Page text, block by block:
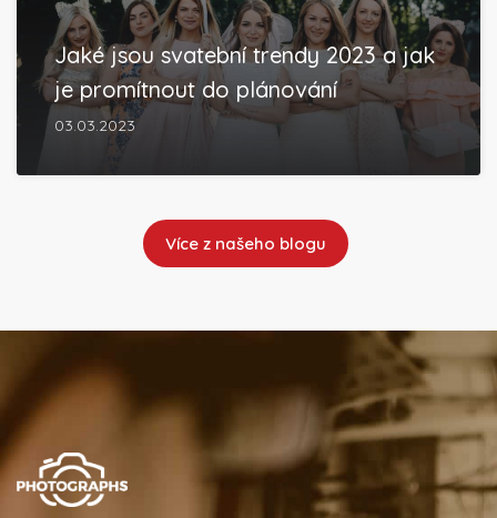
Jaké jsou svatební trendy 2023 a jak
je promítnout do plánování
03.03.2023
Více z našeho blogu